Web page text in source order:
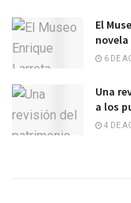
El
6 DE
Una
a los
4 DE